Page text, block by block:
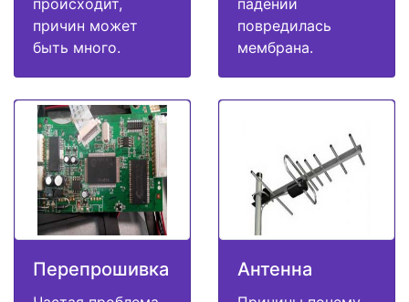
причин может
быть много.
повредилась
мембрана.
Перепрошивка Антенна